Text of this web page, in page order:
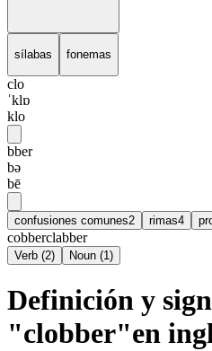
sílabas fonemas
clo
ˈklɒ
klo
bber
bə
bē
confusiones comunes2 rimas4
cobberclabber
Verb (2) Noun (1)
Definición y
"clobber"en